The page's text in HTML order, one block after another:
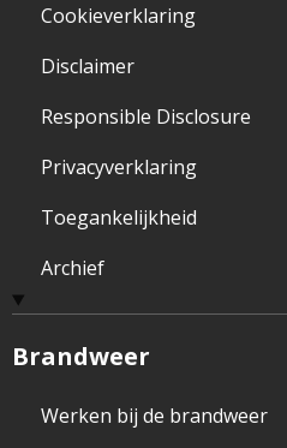
Cookieverklaring
Disclaimer
Responsible Disclosure
Privacyverklaring
Toegankelijkheid
Archief
Brandweer
Werken bij de brandweer